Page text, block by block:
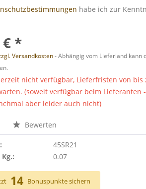
habe ich zur
€ *
Versandkosten- Abhängig vom Lieferland kann
nicht verfügbar, Lieferfristen von bis
(soweit verfügbar beim Lieferanten
aber leider auch nicht)
Bewerten
45SR21
0.07
14 Bonuspunkte sichern